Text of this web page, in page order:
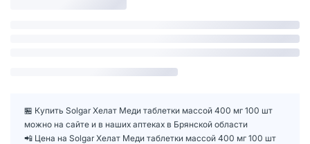
🏪 Купить Solgar Хелат Меди таблетки массой 400 мг 100 шт
можно на сайте и в наших аптеках в Брянской области
📲 Цена на Solgar Хелат Меди таблетки массой 400 мг 100 шт